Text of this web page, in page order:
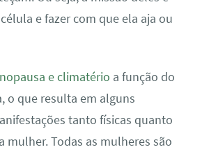
e fazer com que ela aja ou
e climatério a função do
o que resulta em alguns
tanto físicas quanto
mulher. Todas as mulheres são